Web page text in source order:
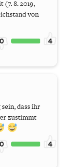
8. 2019,
von
0 4
dass ihr
zustimmt
0 4